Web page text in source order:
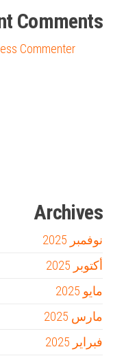
Comments
Commenter
Archives
نوفمبر 2025
أكتوبر 2025
مايو 2025
مارس 2025
فبراير 2025